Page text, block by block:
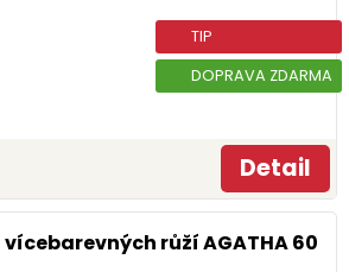
TIP
DOPRAVA ZDARMA
Detail
růží AGATHA 60